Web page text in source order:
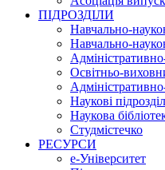
ПІДРОЗДІЛИ
Навчально-
Навчально-
Освітньо-
Наукові
Наукова
Студмістечко
РЕСУРСИ
е-Університет